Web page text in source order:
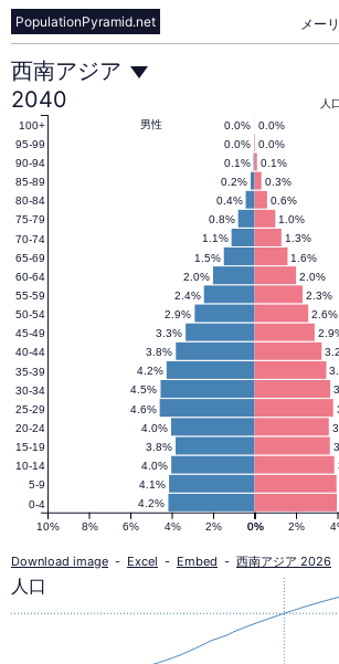
メー
PopulationPyramid.net
西
南
ア
ジ
ア
の
人
口
ピ
ラ
西南アジア
2040
人
4.2%
4.1%
4.0%
3.8%
4.0%
4.6%
4.5%
4.2%
3.8%
3.3%
2.6%
2.9%
2.3%
2.4%
2.0%
2.0%
1.6%
1.5%
1.3%
1.1%
1.0%
0.8%
0.6%
0.4%
0.3%
0.2%
0.1%
0.1%
0.0%
0.0%
0.0%
0.0%
男性
0% 2%
10% 8% 6% 4% 2% 0%
0-4
5-9
10-14
15-19
20-24
25-29
30-34
35-39
40-44
45-49
50-54
55-59
60-64
65-69
70-74
75-79
80-84
85-89
90-94
95-99
100+
Download image - Excel - Embed - 西南アジア 2026
人口